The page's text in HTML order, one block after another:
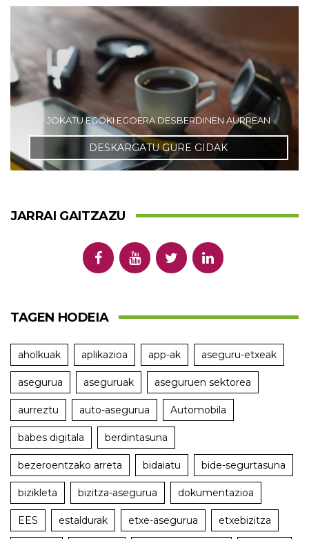
JOKATU EGOKI EGOERA DESBERDINEN AURREAN
DESKARGATU GURE GIDAK
JARRAI GAITZAZU
TAGEN HODEIA
aholkuak aplikazioa app-ak aseguru-etxeak
asegurua aseguruak aseguruen sektorea
aurreztu auto-asegurua Automobila
babes digitala berdintasuna
bezeroentzako arreta bidaiatu bide-segurtasuna
bizikleta bizitza-asegurua dokumentazioa
EES estaldurak etxe-asegurua etxebizitza